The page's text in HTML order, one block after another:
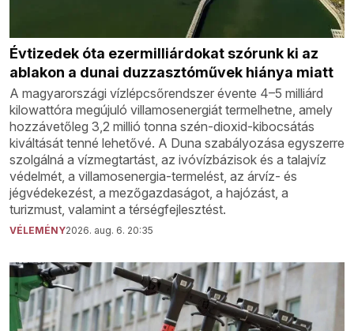
Évtizedek óta ezermilliárdokat szórunk ki az
ablakon a dunai duzzasztóművek hiánya miatt
A magyarországi vízlépcsőrendszer évente 4–5 milliárd
kilowattóra megújuló villamosenergiát termelhetne, amely
hozzávetőleg 3,2 millió tonna szén-dioxid-kibocsátás
kiváltását tenné lehetővé. A Duna szabályozása egyszerre
szolgálná a vízmegtartást, az ivóvízbázisok és a talajvíz
védelmét, a villamosenergia-termelést, az árvíz- és
jégvédekezést, a mezőgazdaságot, a hajózást, a
turizmust, valamint a térségfejlesztést.
VÉLEMÉNY2026. aug. 6. 20:35